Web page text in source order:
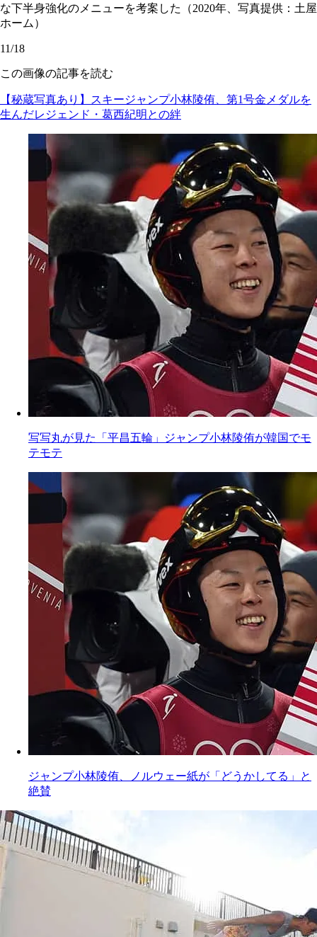
な下半身強化のメニューを考案した（2020年、写真提供：土屋
ホーム）
11/18
この画像の記事を読む
【秘蔵写真あり】スキージャンプ小林陵侑、第1号金メダルを
生んだレジェンド・葛西紀明との絆
写写丸が見た「平昌五輪」ジャンプ小林陵侑が韓国でモ
テモテ
ジャンプ小林陵侑、ノルウェー紙が「どうかしてる」と
絶賛